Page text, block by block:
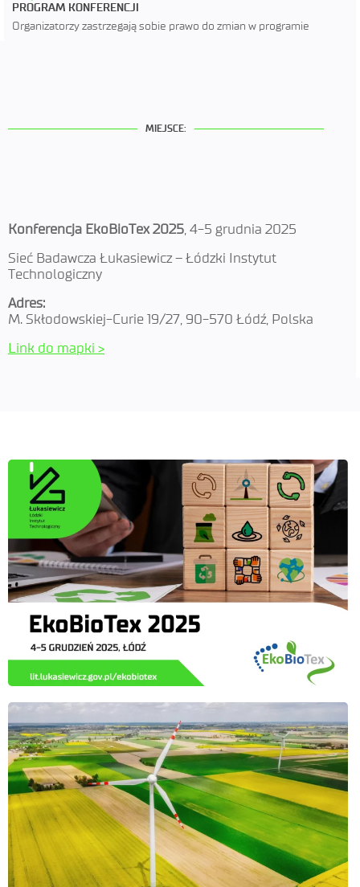
PROGRAM KONFERENCJI
Organizatorzy zastrzegają sobie prawo do zmian w programie
MIEJSCE:
Konferencja EkoBioTex 2025, 4-5 grudnia 2025
Sieć Badawcza Łukasiewicz – Łódzki Instytut
Technologiczny
Adres:
M. Skłodowskiej-Curie 19/27, 90-570 Łódź, Polska
Link do mapki >